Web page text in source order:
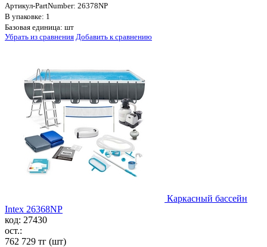
Артикул-PartNumber: 26378NP
В упаковке: 1
Базовая единица: шт
Убрать из сравнения Добавить к сравнению
Каркасный бассейн
Intex 26368NP
код: 27430
ост.:
762 729 тг (шт)